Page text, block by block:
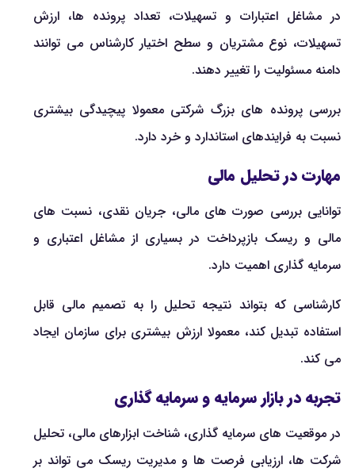
در مشاغل اعتبارات و تسهیلات، تعداد پرونده ها، ارزش
تسهیلات، نوع مشتریان و سطح اختیار کارشناس می توانند
دامنه مسئولیت را تغییر دهند.
بررسی پرونده های بزرگ شرکتی معمولا پیچیدگی بیشتری
نسبت به فرایندهای استاندارد و خرد دارد.
مهارت در تحلیل مالی
توانایی بررسی صورت های مالی، جریان نقدی، نسبت های
مالی و ریسک بازپرداخت در بسیاری از مشاغل اعتباری و
سرمایه گذاری اهمیت دارد.
کارشناسی که بتواند نتیجه تحلیل را به تصمیم مالی قابل
استفاده تبدیل کند، معمولا ارزش بیشتری برای سازمان ایجاد
می کند.
تجربه در بازار سرمایه و سرمایه گذاری
در موقعیت های سرمایه گذاری، شناخت ابزارهای مالی، تحلیل
شرکت ها، ارزیابی فرصت ها و مدیریت ریسک می تواند بر